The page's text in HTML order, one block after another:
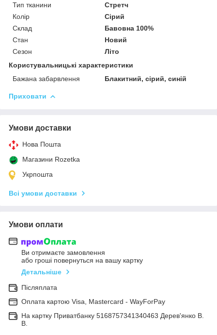
Тип тканини
Стретч
Колір
Сірий
Склад
Бавовна 100%
Стан
Новий
Сезон
Літо
Користувальницькі характеристики
Бажана забарвлення
Блакитний, сірий, синій
Приховати
Умови доставки
Нова Пошта
Магазини Rozetka
Укрпошта
Всі умови доставки
Умови оплати
Ви отримаєте замовлення
або гроші повернуться на вашу картку
Детальніше
Післяплата
Оплата картою Visa, Mastercard - WayForPay
На картку Приватбанку 5168757341340463 Дерев'янко В.
В.